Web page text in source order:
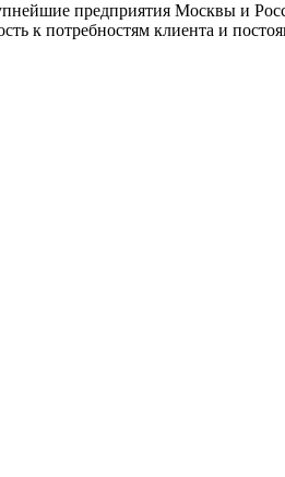
предприятия Москвы и
к потребностям клиента и